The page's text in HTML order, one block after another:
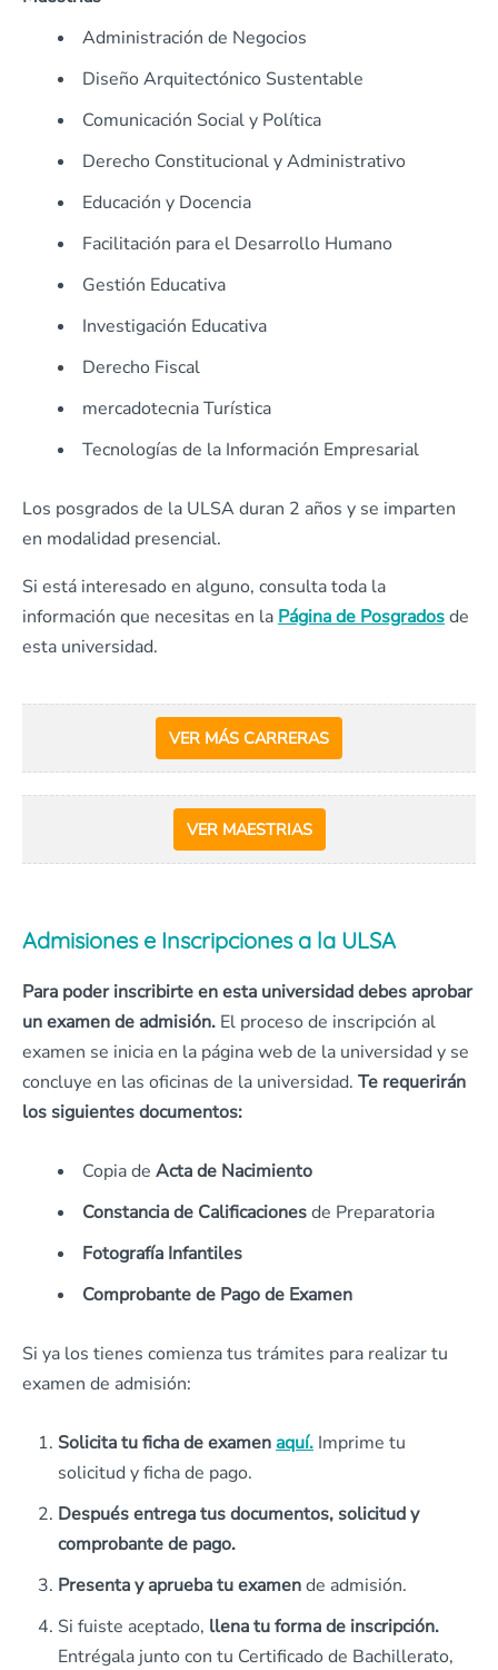
Administración de Negocios
Diseño Arquitectónico Sustentable
Comunicación Social y Política
Derecho Constitucional y Administrativo
Educación y Docencia
Facilitación para el Desarrollo Humano
Gestión Educativa
Investigación Educativa
Derecho Fiscal
mercadotecnia Turística
Tecnologías de la Información Empresarial
Los posgrados de la ULSA duran 2 años y se imparten
en modalidad presencial.
Si está interesado en alguno, consulta toda la
información que necesitas en la Página de Posgradosde
esta universidad.
VER MÁS CARRERAS
VER MAESTRIAS
Admisiones e Inscripciones a la ULSA
Para poder inscribirte en esta universidad debes aprobar
un examen de admisión. El proceso de inscripción al
examen se inicia en la página web de la universidad y se
concluye en las oficinas de la universidad. Te requerirán
los siguientes documentos:
Copia de Acta de Nacimiento
Constancia de Calificacionesde Preparatoria
Fotografía Infantiles
Comprobante de Pago de Examen
Si ya los tienes comienza tus trámites para realizar tu
examen de admisión:
Solicita tu ficha de examenaquí. Imprime tu
solicitud y ficha de pago.
Después entrega tus documentos, solicitud y
comprobante de pago.
Presenta y aprueba tu examende admisión.
Si fuiste aceptado, llena tu forma de inscripción.
Entrégala junto con tu Certificado de Bachillerato,